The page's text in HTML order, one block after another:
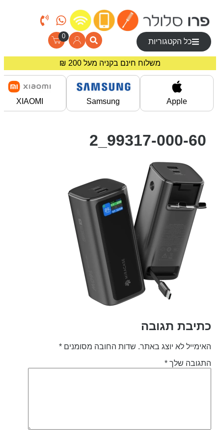
כל הקטגוריות
0
משלוח חינם בקניה מעל 200 ₪
מחירים מיוחדים לרוכשים באתר!
Apple
Samsung
XIAOMI
99317-000-60_2
תגובה
לא יוצג באתר. שדות החובה מסומנים*
שלך*